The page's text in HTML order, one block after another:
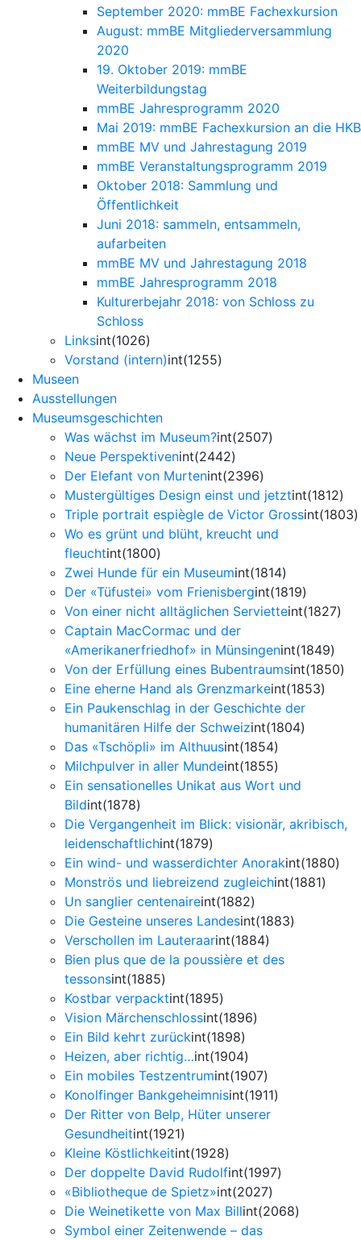
September 2020: mmBE Fachexkursion
August: mmBE Mitgliederversammlung
2020
19. Oktober 2019: mmBE
Weiterbildungstag
mmBE Jahresprogramm 2020
Mai 2019: mmBE Fachexkursion an die HKB
mmBE MV und Jahrestagung 2019
mmBE Veranstaltungsprogramm 2019
Oktober 2018: Sammlung und
Öffentlichkeit
Juni 2018: sammeln, entsammeln,
aufarbeiten
mmBE MV und Jahrestagung 2018
mmBE Jahresprogramm 2018
Kulturerbejahr 2018: von Schloss zu
Schloss
Linksint(1026)
Vorstand (intern)int(1255)
Museen
Ausstellungen
Museumsgeschichten
Was wächst im Museum?int(2507)
Neue Perspektivenint(2442)
Der Elefant von Murtenint(2396)
Mustergültiges Design einst und jetztint(1812)
Triple portrait espiègle de Victor Grossint(1803)
Wo es grünt und blüht, kreucht und
fleuchtint(1800)
Zwei Hunde für ein Museumint(1814)
Der «Tüfustei» vom Frienisbergint(1819)
Von einer nicht alltäglichen Servietteint(1827)
Captain MacCormac und der
«Amerikanerfriedhof» in Münsingenint(1849)
Von der Erfüllung eines Bubentraumsint(1850)
Eine eherne Hand als Grenzmarkeint(1853)
Ein Paukenschlag in der Geschichte der
humanitären Hilfe der Schweizint(1804)
Das «Tschöpli» im Althuusint(1854)
Milchpulver in aller Mundeint(1855)
Ein sensationelles Unikat aus Wort und
Bildint(1878)
Die Vergangenheit im Blick: visionär, akribisch,
leidenschaftlichint(1879)
Ein wind- und wasserdichter Anorakint(1880)
Monströs und liebreizend zugleichint(1881)
Un sanglier centenaireint(1882)
Die Gesteine unseres Landesint(1883)
Verschollen im Lauteraarint(1884)
Bien plus que de la poussière et des
tessonsint(1885)
Kostbar verpacktint(1895)
Vision Märchenschlossint(1896)
Ein Bild kehrt zurückint(1898)
Heizen, aber richtig…int(1904)
Ein mobiles Testzentrumint(1907)
Konolfinger Bankgeheimnisint(1911)
Der Ritter von Belp, Hüter unserer
Gesundheitint(1921)
Kleine Köstlichkeitint(1928)
Der doppelte David Rudolfint(1997)
«Bibliotheque de Spietz»int(2027)
Die Weinetikette von Max Billint(2068)
Symbol einer Zeitenwende – das